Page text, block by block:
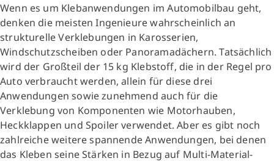
Wenn es um Klebanwendungen im Automobilbau geht,
denken die meisten Ingenieure wahrscheinlich an
strukturelle Verklebungen in Karosserien,
Windschutzscheiben oder Panoramadächern. Tatsächlich
wird der Großteil der 15 kg Klebstoff, die in der Regel pro
Auto verbraucht werden, allein für diese drei
Anwendungen sowie zunehmend auch für die
Verklebung von Komponenten wie Motorhauben,
Heckklappen und Spoiler verwendet. Aber es gibt noch
zahlreiche weitere spannende Anwendungen, bei denen
das Kleben seine Stärken in Bezug auf Multi-Material-